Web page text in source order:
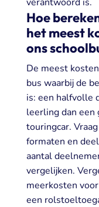
Hoe
het meest
ons
De meest
bus waarbij de
is: een halfvolle
leerling dan een
touringcar.
formaten en
aantal
vergelijken.
meerkosten
een